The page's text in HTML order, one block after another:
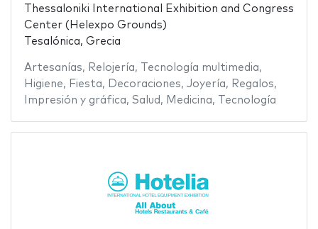
Thessaloniki International Exhibition and Congress
Center (Helexpo Grounds)
Tesalónica, Grecia
Artesanías, Relojería, Tecnología multimedia,
Higiene, Fiesta, Decoraciones, Joyería, Regalos,
Impresión y gráfica, Salud , Medicina, Tecnología